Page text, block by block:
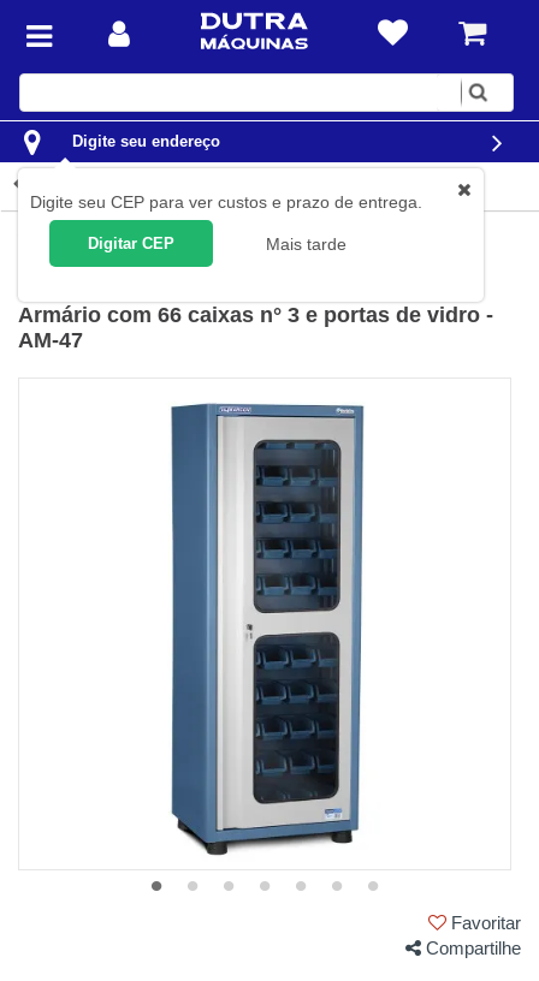
Digite
Digite seu endereço
Digite seu CEP para ver custos e prazo de entrega.
Digitar CEP Mais tarde
Organização Armários Armários para Ferramentas
Armário com 66 caixas n° 3 e portas de vidro -
AM-47
Favoritar
Compartilhe